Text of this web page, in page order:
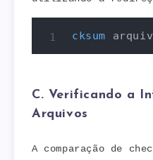
cksum
C. Verificando a
Arquivos
A comparação de